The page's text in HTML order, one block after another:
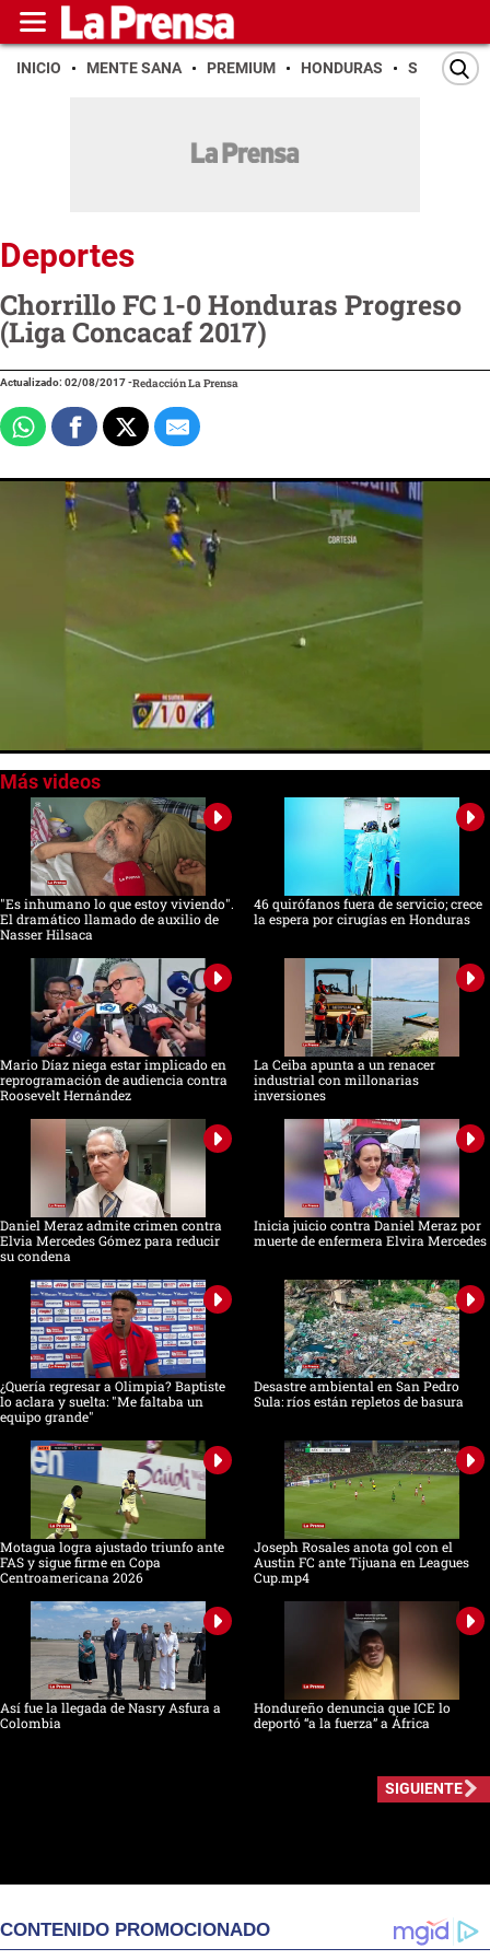
INICIO MENTE SANA PREMIUM HONDURAS SAN PEDRO
Deportes
Chorrillo FC 1-0 Honduras Progreso
(Liga Concacaf 2017)
Actualizado: 02/08/2017-Redacción La Prensa
seconds
seconds
"Es inhumano lo que estoy viviendo".
El dramático llamado de auxilio de
Nasser Hilsaca
46 quirófanos fuera de servicio; crece
la espera por cirugías en Honduras
Mario Díaz niega estar implicado en
reprogramación de audiencia contra
Roosevelt Hernández
La Ceiba apunta a un renacer
industrial con millonarias
inversiones
Daniel Meraz admite crimen contra
Elvia Mercedes Gómez para reducir
su condena
Inicia juicio contra Daniel Meraz por
muerte de enfermera Elvira Mercedes
¿Quería regresar a Olimpia? Baptiste
lo aclara y suelta: "Me faltaba un
equipo grande"
Desastre ambiental en San Pedro
Sula: ríos están repletos de basura
Motagua logra ajustado triunfo ante
FAS y sigue firme en Copa
Centroamericana 2026
Joseph Rosales anota gol con el
Austin FC ante Tijuana en Leagues
Cup.mp4
Así fue la llegada de Nasry Asfura a
Colombia
Hondureño denuncia que ICE lo
deportó “a la fuerza” a África
SIGUIENTE
CONTENIDO PROMOCIONADO